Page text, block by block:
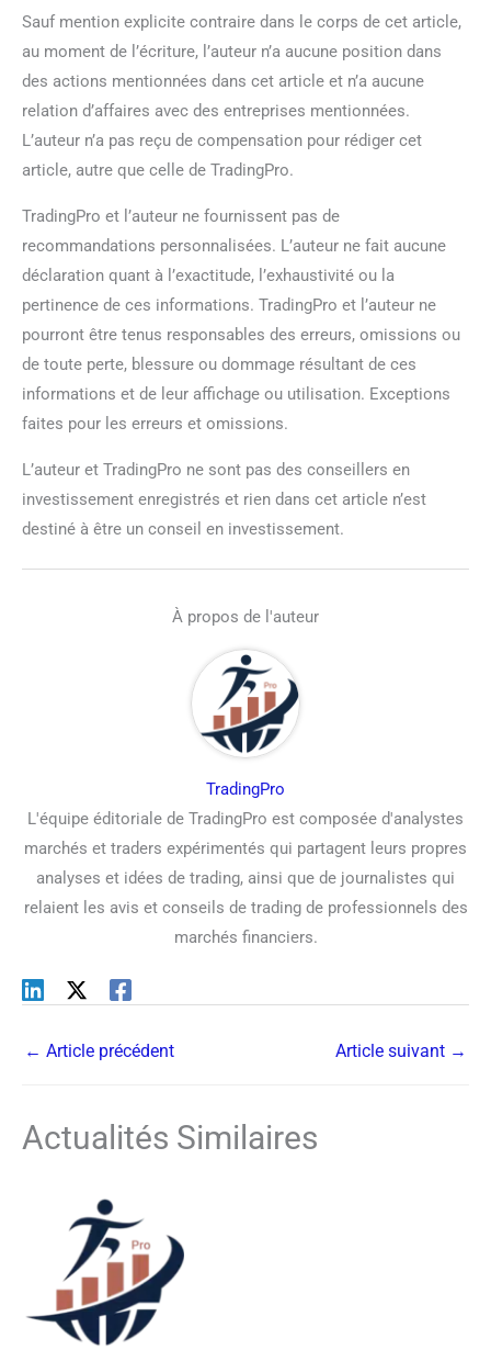
Sauf mention explicite contraire dans le corps de cet article,
au moment de l’écriture, l’auteur n’a aucune position dans
des actions mentionnées dans cet article et n’a aucune
relation d’affaires avec des entreprises mentionnées.
L’auteur n’a pas reçu de compensation pour rédiger cet
article, autre que celle de TradingPro.
TradingPro et l’auteur ne fournissent pas de
recommandations personnalisées. L’auteur ne fait aucune
déclaration quant à l’exactitude, l’exhaustivité ou la
pertinence de ces informations. TradingPro et l’auteur ne
pourront être tenus responsables des erreurs, omissions ou
de toute perte, blessure ou dommage résultant de ces
informations et de leur affichage ou utilisation. Exceptions
faites pour les erreurs et omissions.
L’auteur et TradingPro ne sont pas des conseillers en
investissement enregistrés et rien dans cet article n’est
destiné à être un conseil en investissement.
À propos de l'auteur
TradingPro
L'équipe éditoriale de TradingPro est composée d'analystes
marchés et traders expérimentés qui partagent leurs propres
analyses et idées de trading, ainsi que de journalistes qui
relaient les avis et conseils de trading de professionnels des
marchés financiers.
← Article précédent Article suivant →
Actualités Similaires